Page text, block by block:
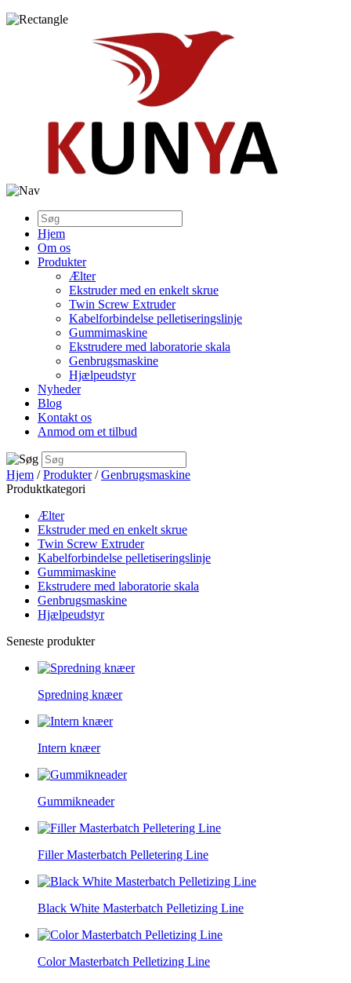
Hjem
Om os
Produkter
Ælter
Ekstruder med en enkelt skrue
Twin Screw Extruder
Kabelforbindelse pelletiseringslinje
Gummimaskine
Ekstrudere med laboratorie skala
Genbrugsmaskine
Hjælpeudstyr
Nyheder
Blog
Kontakt os
Anmod om et tilbud
Hjem /Produkter/Genbrugsmaskine
Produktkategori
Ælter
Ekstruder med en enkelt skrue
Twin Screw Extruder
Kabelforbindelse pelletiseringslinje
Gummimaskine
Ekstrudere med laboratorie skala
Genbrugsmaskine
Hjælpeudstyr
Seneste produkter
Spredning knæer
Intern knæer
Gummikneader
Filler Masterbatch Pelletering Line
Black White Masterbatch Pelletizing Line
Color Masterbatch Pelletizing Line